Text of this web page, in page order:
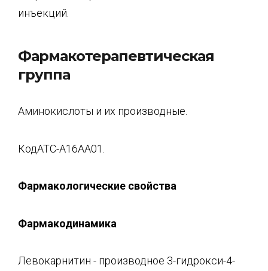
инъекций.
Фармакотерапевтическая
группа
Аминокислоты и их производные.
КодАТС-А16АА01.
Фармакологические свойства
Фармакодинамика
Левокарнитин - производное 3-гидрокси-4-